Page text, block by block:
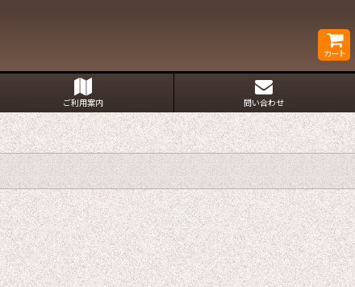
カート
ご利用案内 問い合わせ